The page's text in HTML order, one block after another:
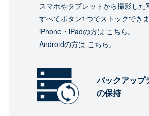
スマホやタブレットから撮影した
すべてボタン1つでストックでき
iPhone・iPadの方は こちら。
Androidの方は こちら。
バックアップ
の保持